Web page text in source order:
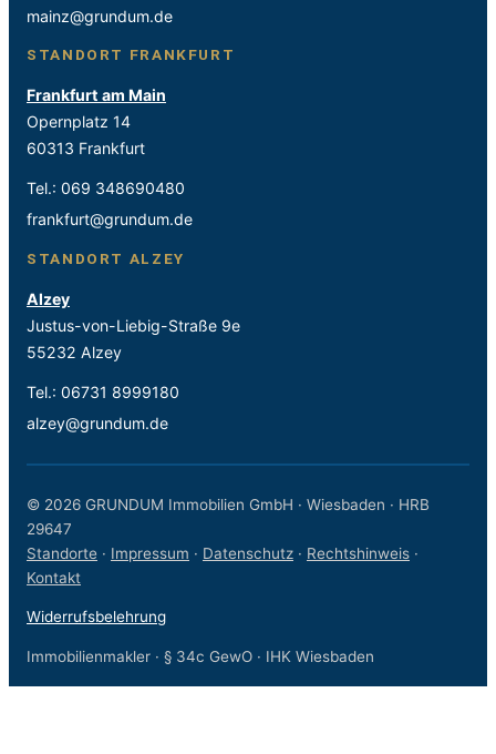
mainz@grundum.de
STANDORT FRANKFURT
Frankfurt am Main
Opernplatz 14
60313 Frankfurt
Tel.: 069 348690480
frankfurt@grundum.de
STANDORT ALZEY
Alzey
Justus-von-Liebig-Straße 9e
55232 Alzey
Tel.: 06731 8999180
alzey@grundum.de
© 2026 GRUNDUM Immobilien GmbH · Wiesbaden · HRB
29647
Standorte · Impressum · Datenschutz · Rechtshinweis ·
Kontakt
Widerrufsbelehrung
Immobilienmakler · § 34c GewO · IHK Wiesbaden